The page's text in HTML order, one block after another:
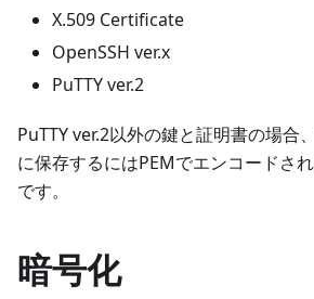
X.509 Certificate
OpenSSH ver.x
PuTTY ver.2
PuTTY ver.2以外の鍵と証明書の場合
に保存するにはPEMでエンコードさ
です。
暗号化